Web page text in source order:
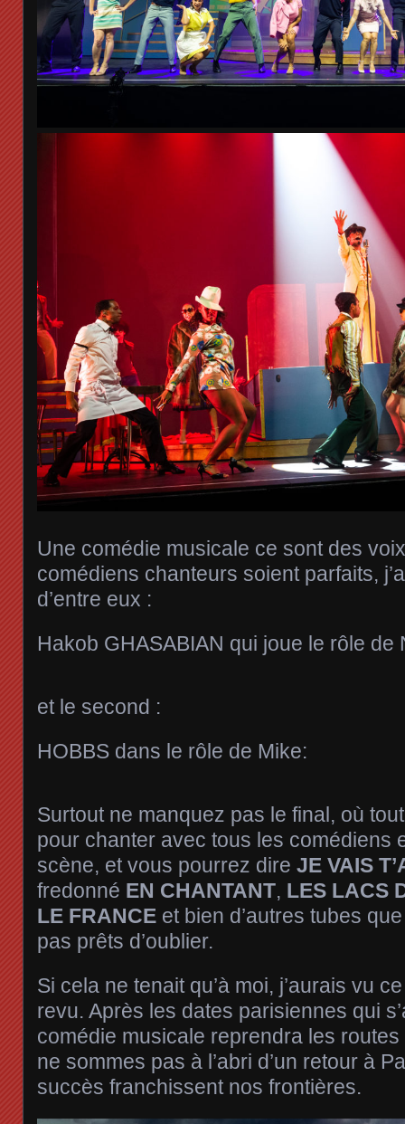
Une comédie musicale ce sont des
comédiens chanteurs soient parfaits,
d’entre eux :
Hakob GHASABIAN qui joue le rôle de
et le second :
HOBBS dans le rôle de Mike:
Surtout ne manquez pas le final, où
pour chanter avec tous les comédiens
scène, et vous pourrez dire JE VAIS
fredonné EN CHANTANT, LES LACS
LE FRANCE et bien d’autres tubes
pas prêts d’oublier.
Si cela ne tenait qu’à moi, j’aurais vu
revu. Après les dates parisiennes qui
comédie musicale reprendra les
ne sommes pas à l’abri d’un retour à
succès franchissent nos frontières.